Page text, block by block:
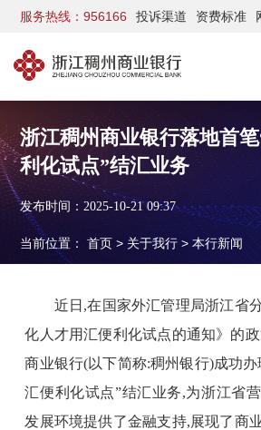
服务热线：956166 投诉渠道 资费标准
浙江稠州商业银行落地首
利化试点”结汇业务
发布时间：2025-10-21 09:37
当前位置：首页 >关于我行>本行新闻
近日,在国家外汇管理局浙江省
化人才用汇便利化试点的通知》的
商业银行(以下简称:稠州银行)成功办
汇便利化试点”结汇业务,为浙江省
发展环境提供了金融支持,展现了商